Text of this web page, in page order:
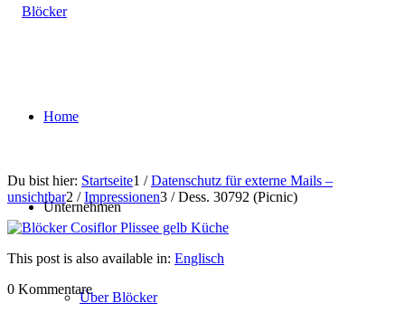
Home
Unternehmen
Über Blöcker
Du bist hier: Startseite1 / Datenschutz für externe Mails –
unsichtbar2 / Impressionen3 / Dess. 30792 (Picnic)
This post is also available in: Englisch
0 Kommentare